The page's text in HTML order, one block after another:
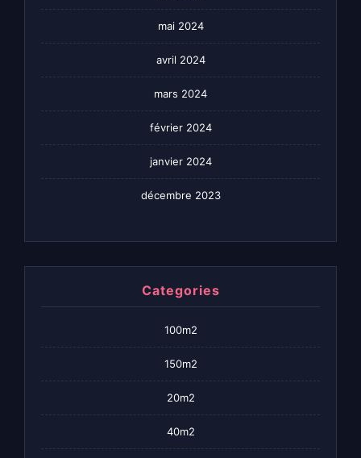
mai 2024
avril 2024
mars 2024
février 2024
janvier 2024
décembre 2023
Categories
100m2
150m2
20m2
40m2